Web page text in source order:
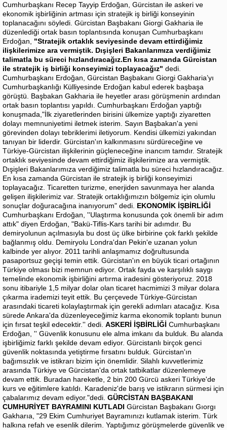
Cumhurbaşkanı Recep Tayyip Erdoğan, Gürcistan ile askeri ve
ekonomik işbirliğinin artması için stratejik iş birliği konseyinin
toplanacağını söyledi. Gürcistan Başbakanı Giorgi Gakharia ile
düzenlediği ortak basın toplantısında konuşan Cumhurbaşkanı
Erdoğan, "Stratejik ortaklık seviyesinde devam ettirdiğimiz
ilişkilerimize ara vermiştik. Dışişleri Bakanlarımıza verdiğimiz
talimatla bu süreci hızlandıracağız.En kısa zamanda Gürcistan
ile stratejik iş birliği konseyimizi toplayacağız" dedi.
Cumhurbaşkanı Erdoğan, Gürcistan Başbakanı Giorgi Gakharia’yı
Cumhurbaşkanlığı Külliyesinde Erdoğan kabul ederek başbaşa
görüştü. Başbakan Gakharia ile heyetler arası görüşmenin ardından
ortak basın toplantısı yapıldı. Cumhurbaşkanı Erdoğan yaptığı
konuşmada,"İlk ziyaretlerinden birisini ülkemize yaptığı ziyaretten
dolayı memnuniyetimi iletmek isterim. Sayın Başbakan'a yeni
görevinden dolayı tebriklerimi iletiyorum. Kendisi ülkemizi yakından
tanıyan bir liderdir. Gürcistan'ın kalkınmasını sürdüreceğine ve
Türkiye-Gürcistan ilişkilerinin güçleneceğine inancım tamdır. Stratejik
ortaklık seviyesinde devam ettirdiğimiz ilişkilerimize ara vermiştik.
Dışişleri Bakanlarımıza verdiğimiz talimatla bu süreci hızlandıracağız.
En kısa zamanda Gürcistan ile stratejik iş birliği konseyimizi
toplayacağız. Ticaretten turizme, enerjiden savunmaya her alanda
gelişen ilişkilerimiz var. Stratejik ortaklığımızın bölgemiz için olumlu
sonuçlar doğuracağına inanıyorum" dedi. EKONOMİK İŞBİRLİĞİ
Cumhurbaşkanı Erdoğan, ''Ulaştırma konusunda çok önemli bir adım
attık" diyen Erdoğan, "Bakü-Tiflis-Kars tarihi bir adımdır. Bu
demiryolunun açılmasıyla bu dost üç ülke birbirine çok farklı şekilde
bağlanmış oldu. Demiryolu Londra'dan Pekin'e uzanan yolun
kalbinde yer alıyor. 2011 tarihli anlaşmamız doğrultusunda
pasaportsuz geçişi temin ettik. Gürcistan'ın en büyük ticari ortağının
Türkiye olması bizi memnun ediyor. Ortak fayda ve karşılıklı saygı
temelinde ekonomik işbirliğini artırma iradesini gösteriyoruz. 2018
sonu itibariyle 1,5 milyar dolar olan ticaret hacmimizi 3 milyar dolara
çıkarma irademizi teyit ettik. Bu çerçevede Türkiye-Gürcistan
arasındaki ticareti kolaylaştırmak için gerekli adımları atacağız. Kısa
sürede Ankara'da düzenleyeceğimiz karma ekonomik toplantı bunun
için fırsat teşkil edecektir.'' dedi. ASKERİ İŞBİRLİĞİ Cumhurbaşkanı
Erdoğan, '' Güvenlik konusunu ele alma imkanı da bulduk. Bu alanda
işbirliğimiz farklı şekilde devam ediyor. Gürcistanlı birçok genci
güvenlik noktasında yetiştirme fırsatını bulduk. Gürcistan'ın
bağımsızlık ve istikrarı bizim için önemlidir. Silahlı kuvvetlerimiz
arasında Türkiye ve Gürcistan'da ortak tatbikatlar düzenlemeye
devam ettik. Buradan hareketle, 2 bin 200 Gürcü askeri Türkiye'de
kurs ve eğitimlere katıldı. Karadeniz'de barış ve istikrarın sürmesi için
çabalarımız devam ediyor."dedi. GÜRCİSTAN BAŞBAKANI
CUMHURİYET BAYRAMINI KUTLADI Gürcistan Başbakanı Gıorgı
Gakharıa, "29 Ekim Cumhuriyet Bayramınızı kutlamak isterim. Türk
halkına refah ve esenlik dilerim. Yaptığımız görüşmelerde güvenlik ve